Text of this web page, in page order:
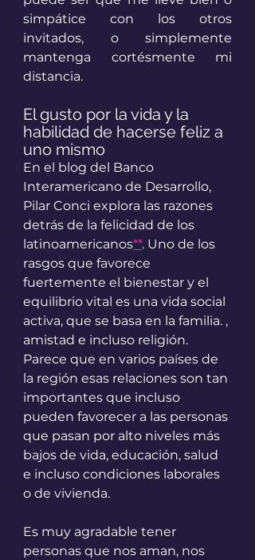
simpátice con los otros
invitados, o simplemente
mantenga cortésmente mi
distancia.
El gusto por la vida y la
habilidad de hacerse feliz a
uno mismo
En el blog del Banco
Interamericano de Desarrollo,
Pilar Conci explora las razones
detrás de la felicidad de los
latinoamericanos**. Uno de los
rasgos que favorece
fuertemente el bienestar y el
equilibrio vital es una vida social
activa, que se basa en la familia. ,
amistad e incluso religión.
Parece que en varios países de
la región esas relaciones son tan
importantes que incluso
pueden favorecer a las personas
que pasan por alto niveles más
bajos de vida, educación, salud
e incluso condiciones laborales
o de vivienda.
Es muy agradable tener
personas que nos aman, nos